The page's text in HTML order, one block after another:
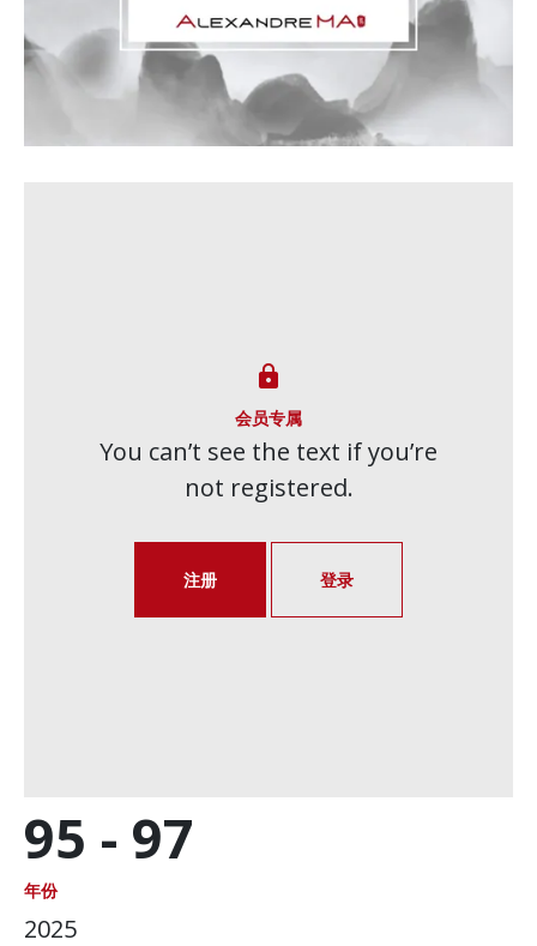
95 - 97
年份
2025

会员专属
You can’t see the text if you’re
not registered.
注册 登录